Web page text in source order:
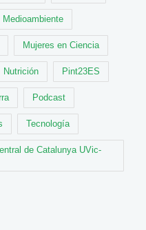
Medioambiente
Mujeres en Ciencia
Nutrición Pint23ES
Podcast
Tecnología
de Catalunya UVic-